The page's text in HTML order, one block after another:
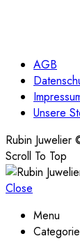
AGB
Unsere
Rubin
Scroll To Top
Close
Menu